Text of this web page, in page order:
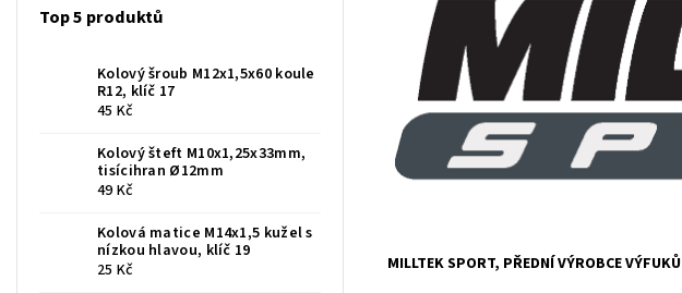
Top 5 produktů
Kolový šroub M12x1,5x60 koule
R12, klíč 17
45 Kč
Kolový šteft M10x1,25x33mm,
tisícihran Ø12mm
49 Kč
Kolová matice M14x1,5 kužel s
nízkou hlavou, klíč 19
25 Kč
MILLTEK SPORT, PŘEDNÍ VÝROBCE VÝFUKŮ